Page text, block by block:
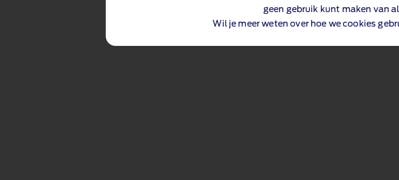
geen gebruik kunt maken van
Wil je meer weten over hoe we cookies